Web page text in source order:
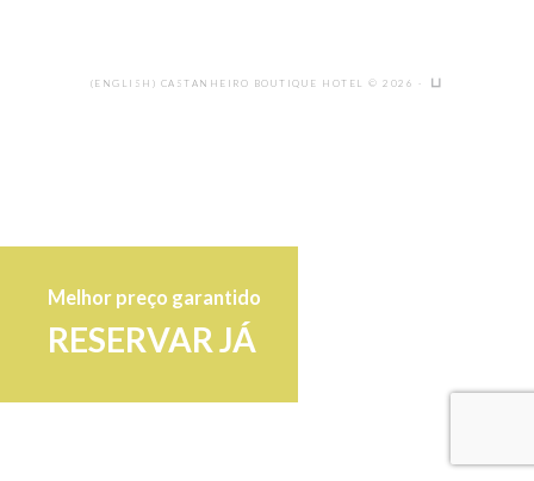
Melhor preço garantido
RESERVAR JÁ
(ENGLISH) CASTANHEIRO BOUTIQUE HOTEL © 2026 ·